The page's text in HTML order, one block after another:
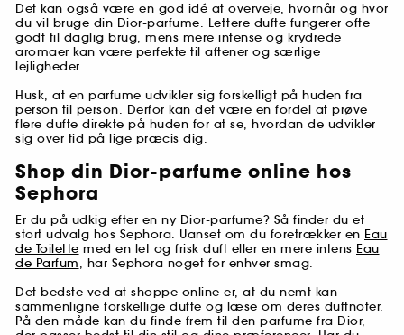
Det kan også være en god idé at overveje, hvornår og hvor
du vil bruge din Dior-parfume. Lettere dufte fungerer ofte
godt til daglig brug, mens mere intense og krydrede
aromaer kan være perfekte til aftener og særlige
lejligheder.
Husk, at en parfume udvikler sig forskelligt på huden fra
person til person. Derfor kan det være en fordel at prøve
flere dufte direkte på huden for at se, hvordan de udvikler
sig over tid på lige præcis dig.
Shop din Dior-parfume online hos
Sephora
Er du på udkig efter en ny Dior-parfume? Så finder du et
stort udvalg hos Sephora. Uanset om du foretrækker en Eau
de Toilette med en let og frisk duft eller en mere intens Eau
de Parfum, har Sephora noget for enhver smag.
Det bedste ved at shoppe online er, at du nemt kan
sammenligne forskellige dufte og læse om deres duftnoter.
På den måde kan du finde frem til den parfume fra Dior,